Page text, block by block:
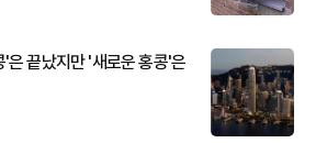
은 끝났지만 '새로운 홍콩'은